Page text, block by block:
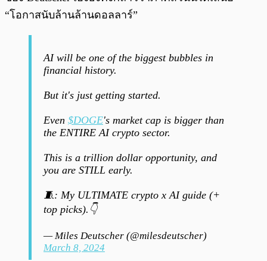
“โอกาสนับล้านล้านดอลลาร์”
AI will be one of the biggest bubbles in
financial history.
But it's just getting started.
Even $DOGE's market cap is bigger than
the ENTIRE AI crypto sector.
This is a trillion dollar opportunity, and
you are STILL early.
🧵: My ULTIMATE crypto x AI guide (+
top picks).👇
— Miles Deutscher (@milesdeutscher)
March 8, 2024